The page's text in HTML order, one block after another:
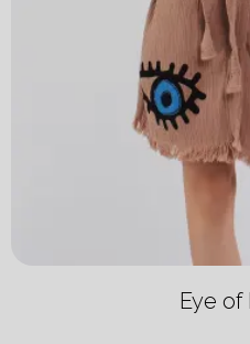
Eye of